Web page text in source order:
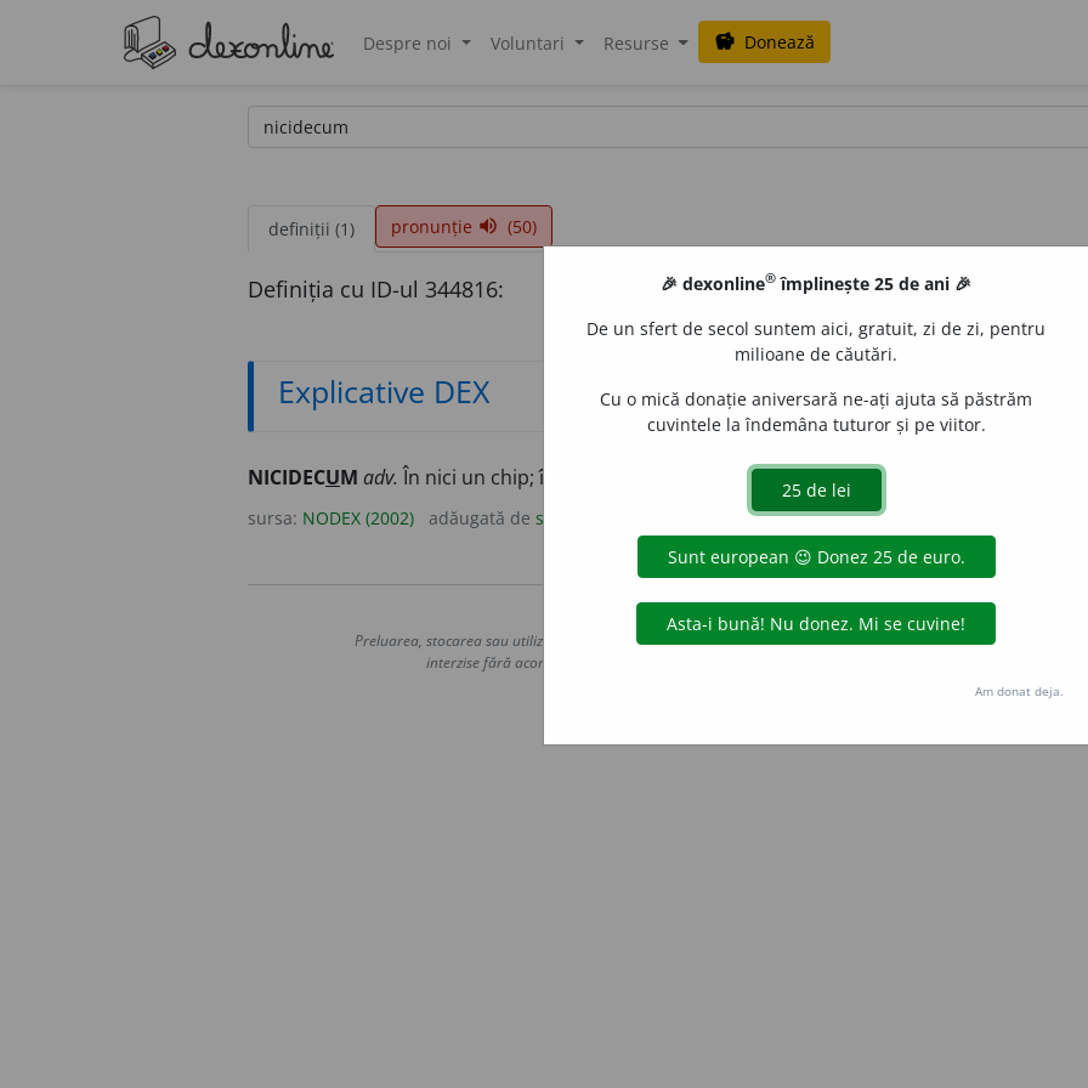
Despre noi Voluntari Resurse savings Donează
definiții (1) pronunție volume_up (50)
Definiția cu ID-ul 344816:
Explicative DEX
NICIDECUM adv. În nici un chip; în nici un caz. / nici + de + cum
sursa: NODEX (2002) adăugată de siveco
Copyright © 2004-2026 dexonline (https://dexonline.ro)
Preluarea, stocarea sau utilizarea datelor de pe acest site, inclusiv prin orice metode de extragere automată
interzise fără acordul nostru prealabil scris, cu excepția seturilor de date oferite oficial spre utilizare
Hosterion
🎉 dexonline® împlinește 25 de ani 🎉
De un sfert de secol suntem aici, gratuit, zi de zi, pentru
milioane de căutări.
Cu o mică donație aniversară ne-ați ajuta să păstrăm
cuvintele la îndemâna tuturor și pe viitor.
Am donat deja.